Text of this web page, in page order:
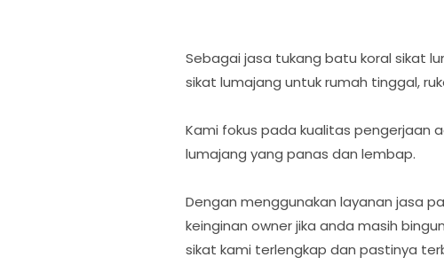
Sebagai jasa tukang batu koral sikat
sikat lumajang untuk rumah tinggal,
Kami fokus pada kualitas
lumajang yang panas dan lembap.
Dengan menggunakan layanan jasa
keinginan owner jika anda masih
sikat kami terlengkap dan pastinya